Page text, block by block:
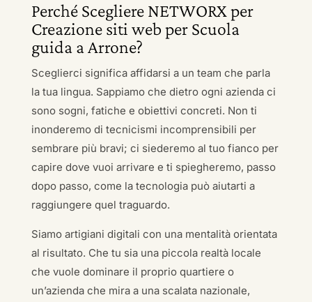
Perché Scegliere NETWORX per
Creazione siti web per Scuola
guida a Arrone?
Sceglierci significa affidarsi a un team che parla
la tua lingua. Sappiamo che dietro ogni azienda ci
sono sogni, fatiche e obiettivi concreti. Non ti
inonderemo di tecnicismi incomprensibili per
sembrare più bravi; ci siederemo al tuo fianco per
capire dove vuoi arrivare e ti spiegheremo, passo
dopo passo, come la tecnologia può aiutarti a
raggiungere quel traguardo.
Siamo artigiani digitali con una mentalità orientata
al risultato. Che tu sia una piccola realtà locale
che vuole dominare il proprio quartiere o
un’azienda che mira a una scalata nazionale,